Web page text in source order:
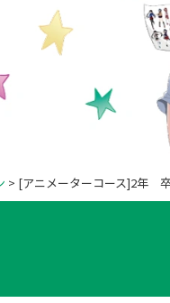
> [アニメーターコース]2年